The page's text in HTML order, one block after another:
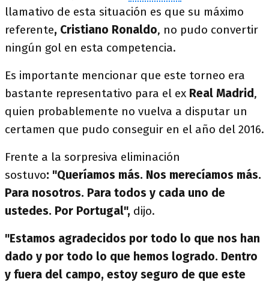
llamativo de esta situación es que su máximo
referente, Cristiano Ronaldo, no pudo convertir
ningún gol en esta competencia.
Es importante mencionar que este torneo era
bastante representativo para el ex Real Madrid,
quien probablemente no vuelva a disputar un
certamen que pudo conseguir en el año del 2016.
Frente a la sorpresiva eliminación
sostuvo: "Queríamos más. Nos merecíamos más.
Para nosotros. Para todos y cada uno de
ustedes. Por Portugal", dijo.
"Estamos agradecidos por todo lo que nos han
dado y por todo lo que hemos logrado. Dentro
y fuera del campo, estoy seguro de que este